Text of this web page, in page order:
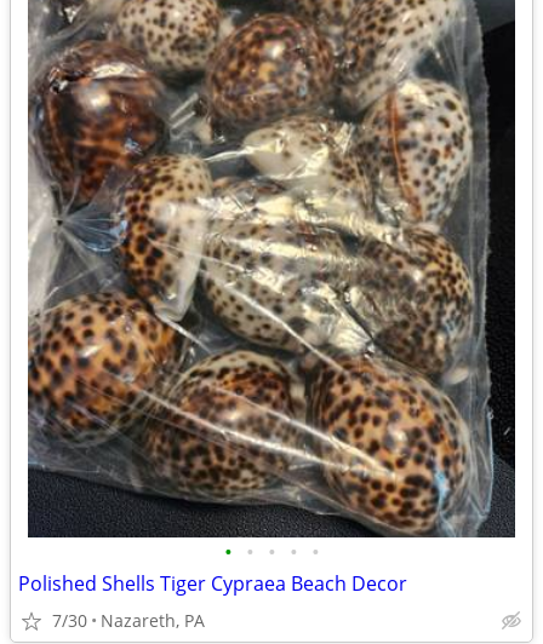
• • • • •
Polished Shells Tiger Cypraea Beach Decor
7/30 Nazareth, PA